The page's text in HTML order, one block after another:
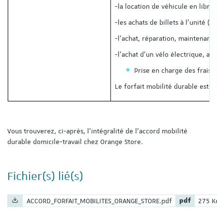
-la location de véhicule en
-les achats de billets à l’unité
-l’achat, réparation,
-l’achat d’un vélo électrique,
Prise en charge des frais
Le forfait mobilité durable est
Vous trouverez, ci-après, l’intégralité de l’accord mobilité
durable domicile-travail chez Orange Store.
Fichier(s) lié(s)
Nom du fichier :
ACCORD_FORFAIT_MOBILITES_ORANGE_STORE.pdf Extension
pdf 275